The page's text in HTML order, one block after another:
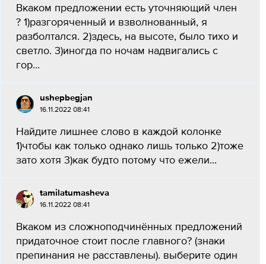
Вкаком предложении есть уточняющий член
? 1)разгоряченный и взволнованный, я
разболтался. 2)здесь, на высоте, было тихо и
светло. 3)иногда по ночам надвигались с
гор...
ushepbegjan
16.11.2022 08:41
Найдите лишнее слово в каждой колонке
1)чтобы как только однако лишь только 2)тоже
зато хотя 3)как будто потому что ежели...
tamilatumasheva
16.11.2022 08:41
Вкаком из сложноподчинённых предложений
придаточное стоит после главного? (знаки
препинания не расставлены). выберите один